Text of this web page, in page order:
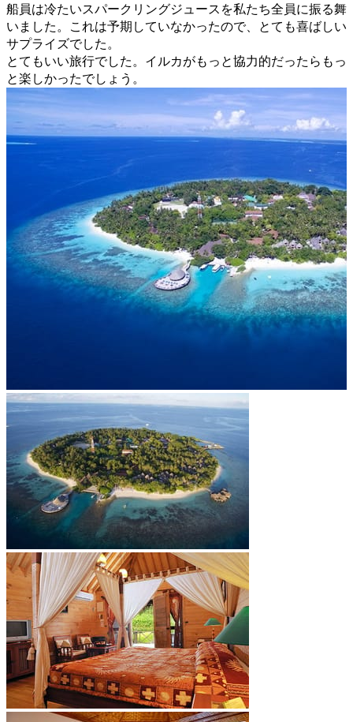
船員は冷たいスパークリングジュースを私たち全員に振る舞
いました。これは予期していなかったので、とても喜ばしい
サプライズでした。
とてもいい旅行でした。イルカがもっと協力的だったらもっ
と楽しかったでしょう。